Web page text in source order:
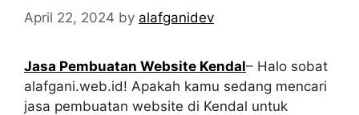
April 22, 2024 by alafganidev
Jasa Pembuatan Website Kendal– Halo sobat
alafgani.web.id! Apakah kamu sedang mencari
jasa pembuatan website di Kendal untuk